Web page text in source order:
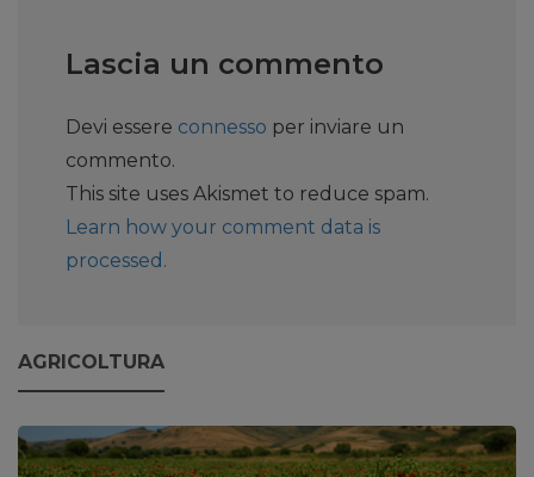
Lascia un commento
Devi essere connesso per inviare un
commento.
This site uses Akismet to reduce spam.
Learn how your comment data is
processed.
AGRICOLTURA